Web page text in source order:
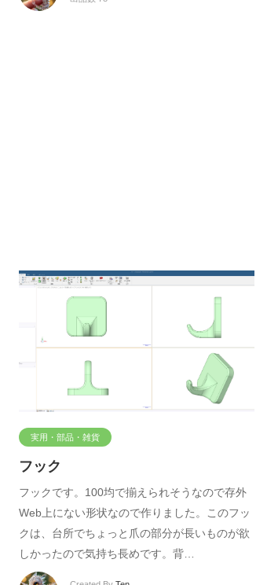
実用・部品・雑貨
フック
フックです。100均で揃えられそうなので存外
Web上にない形状なので作りました。このフッ
クは、台所でちょっと爪の部分が長いものが欲
しかったので気持ち長めです。背…